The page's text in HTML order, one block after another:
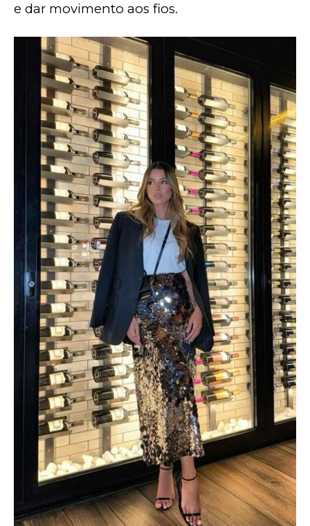
e dar movimento aos fios.